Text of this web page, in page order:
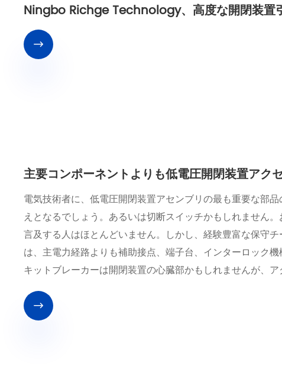
Ningbo Richge Technology、高度な開閉装置

主要コンポーネントよりも低電圧開閉装置アク
電気技術者に、低電圧開閉装置アセンブリの最も重要な部
えとなるでしょう。あるいは切断スイッチかもしれません
言及する人はほとんどいません。しかし、経験豊富な保守
は、主電力経路よりも補助接点、端子台、インターロック
キットブレーカーは開閉装置の心臓部かもしれませんが、ア
